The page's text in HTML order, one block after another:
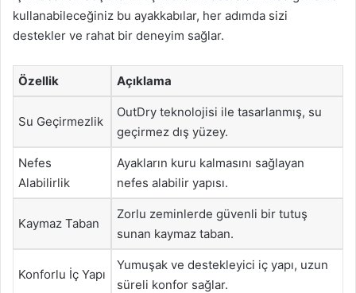
kullanabileceğiniz bu ayakkabılar, her adımda sizi
destekler ve rahat bir deneyim sağlar.
Özellik Açıklama
Su Geçirmezlik
OutDry teknolojisi ile tasarlanmış, su
geçirmez dış yüzey.
Nefes
Alabilirlik
Ayakların kuru kalmasını sağlayan
nefes alabilir yapısı.
Kaymaz Taban
Zorlu zeminlerde güvenli bir tutuş
sunan kaymaz taban.
Konforlu İç Yapı
Yumuşak ve destekleyici iç yapı, uzun
süreli konfor sağlar.